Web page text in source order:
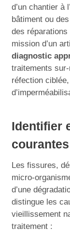
d’un chantier à
bâtiment ou
des
mission d’un
diagnostic
traitements
réfection
Identifier
courantes
Les fissures,
micro-
d’une
distingue les
vieillissement
traitement :